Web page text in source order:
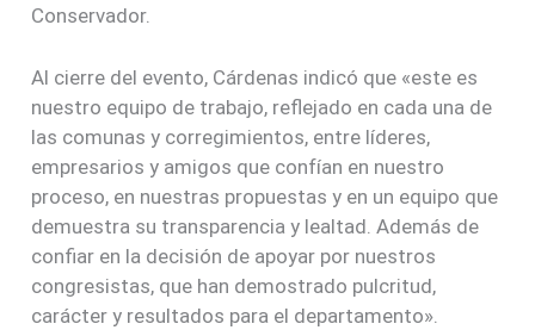
Conservador.
Al cierre del evento, Cárdenas indicó que «este es
nuestro equipo de trabajo, reflejado en cada una de
las comunas y corregimientos, entre líderes,
empresarios y amigos que confían en nuestro
proceso, en nuestras propuestas y en un equipo que
demuestra su transparencia y lealtad. Además de
confiar en la decisión de apoyar por nuestros
congresistas, que han demostrado pulcritud,
carácter y resultados para el departamento».